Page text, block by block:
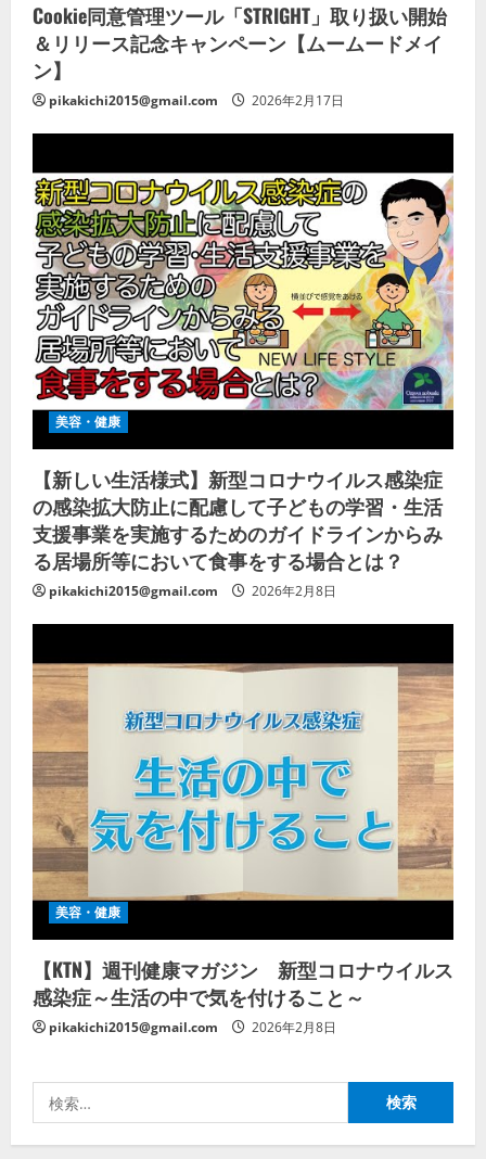
Cookie同意管理ツール「STRIGHT」取り扱い開始
＆リリース記念キャンペーン【ムームードメイ
ン】
pikakichi2015@gmail.com 2026年2月17日
美容・健康
【新しい生活様式】新型コロナウイルス感染症
の感染拡大防止に配慮して子どもの学習・生活
支援事業を実施するためのガイドラインからみ
る居場所等において食事をする場合とは？
pikakichi2015@gmail.com 2026年2月8日
美容・健康
【KTN】週刊健康マガジン 新型コロナウイルス
感染症～生活の中で気を付けること～
pikakichi2015@gmail.com 2026年2月8日
索: